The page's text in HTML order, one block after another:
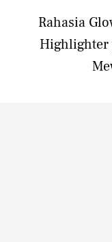
Rahasia
Highlighter